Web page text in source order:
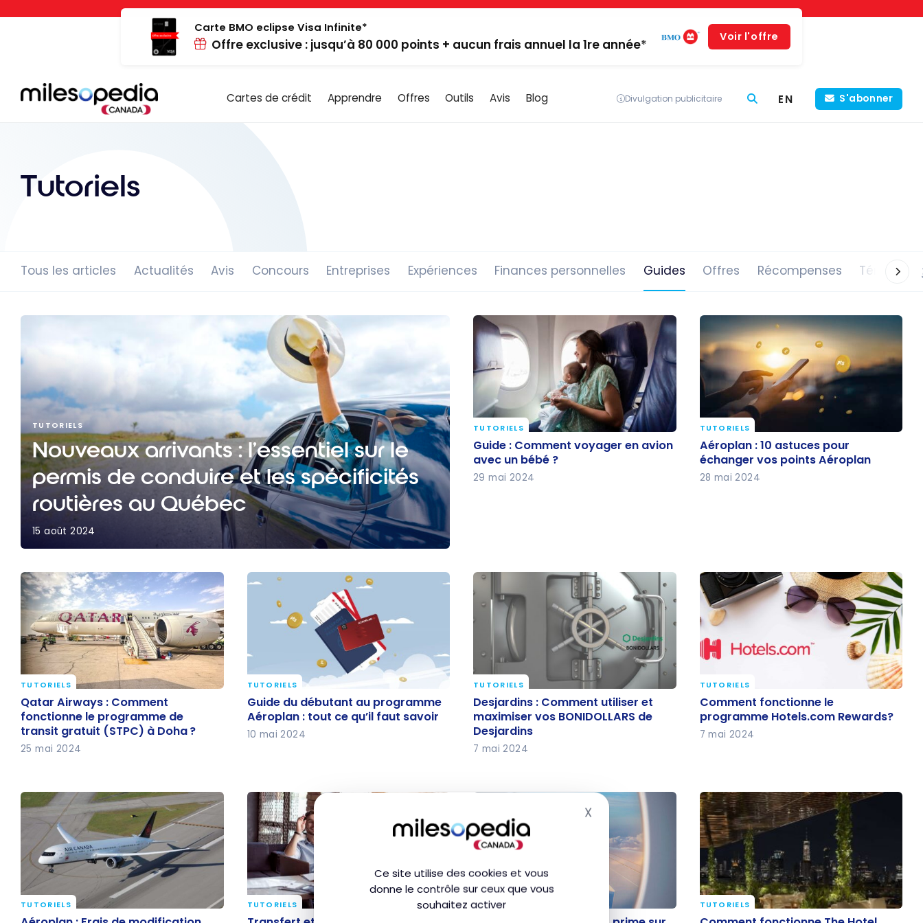
Panneau de gestion des cookies
Ce site utilise des cookies et vous
donne le contrôle sur ceux que vous
souhaitez activer
XMasquer le bandeau des cookies
Carte BMO eclipse Visa Infinite*
Offre exclusive : jusqu’à 80 000 points + aucun frais annuel la 1re année*
Voir l'offre
Cartes de crédit Apprendre Offres Outils Avis Blog Divulgation publicitaire EN S'abonner
Tutoriels
Tous les articles Actualités Avis Concours Entreprises Expériences Finances personnelles Guides Offres Récompenses
spécificités routières au Québec
TUTORIELS
Nouveaux arrivants : l’essentiel sur le
permis de conduire et les spécificités
routières au Québec
15 août 2024
Guide : Comment voyager en
avion avec un bébé ?
TUTORIELS
Guide : Comment voyager en avion
avec un bébé ?
29 mai 2024
Aéroplan : 10 astuces pour
échanger vos points Aéroplan
TUTORIELS
Aéroplan : 10 astuces pour
échanger vos points Aéroplan
28 mai 2024
Qatar Airways : Comment
fonctionne le programme de
transit gratuit (STPC) à Doha ?
TUTORIELS
Qatar Airways : Comment
fonctionne le programme de
transit gratuit (STPC) à Doha ?
25 mai 2024
Guide du débutant au
programme Aéroplan : tout ce
qu’il faut savoir
TUTORIELS
Guide du débutant au programme
Aéroplan : tout ce qu’il faut savoir
10 mai 2024
Desjardins : Comment utiliser et
maximiser vos BONIDOLLARS de
Desjardins
TUTORIELS
Desjardins : Comment utiliser et
maximiser vos BONIDOLLARS de
Desjardins
7 mai 2024
Comment fonctionne le
programme Hotels.com Rewards?
TUTORIELS
Comment fonctionne le
programme Hotels.com Rewards?
7 mai 2024
Aéroplan : Frais de modification,
TUTORIELS
Transfert et combinaison de
TUTORIELS
Avios : Réserver un billet prime sur
TUTORIELS
Comment fonctionne The Hotel
TUTORIELS